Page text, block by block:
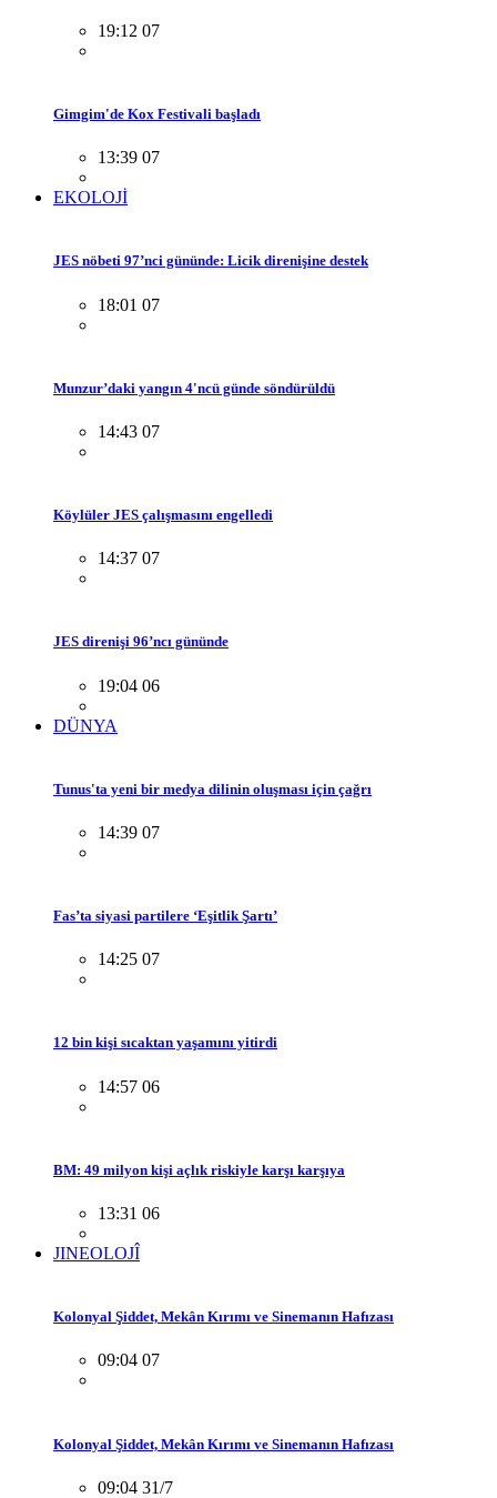
19:12 07
Gimgim'de Kox Festivali başladı
13:39 07
EKOLOJİ
JES nöbeti 97’nci gününde: Licik direnişine destek
18:01 07
Munzur’daki yangın 4'ncü günde söndürüldü
14:43 07
Köylüler JES çalışmasını engelledi
14:37 07
JES direnişi 96’ncı gününde
19:04 06
DÜNYA
Tunus'ta yeni bir medya dilinin oluşması için çağrı
14:39 07
Fas’ta siyasi partilere ‘Eşitlik Şartı’
14:25 07
12 bin kişi sıcaktan yaşamını yitirdi
14:57 06
BM: 49 milyon kişi açlık riskiyle karşı karşıya
13:31 06
JINEOLOJÎ
Kolonyal Şiddet, Mekân Kırımı ve Sinemanın Hafızası
09:04 07
Kolonyal Şiddet, Mekân Kırımı ve Sinemanın Hafızası
09:04 31/7